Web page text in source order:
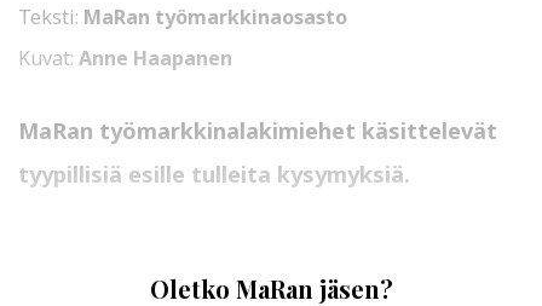
Teksti: MaRan työmarkkinaosasto
Kuvat: Anne Haapanen
MaRan työmarkkinalakimiehet käsittelevät
tyypillisiä esille tulleita kysymyksiä.
Oletko MaRan jäsen?